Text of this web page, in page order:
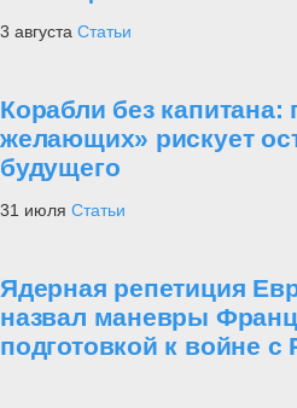
3 августа Статьи
Корабли без капитана:
желающих» рискует
будущего
31 июля Статьи
Ядерная репетиция
назвал маневры
подготовкой к войне с